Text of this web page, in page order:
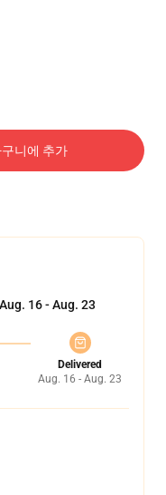
니에 추가
Aug. 16 - Aug. 23
Delivered
Aug. 16 - Aug. 23